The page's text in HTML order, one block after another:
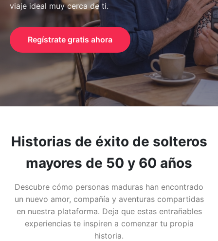
viaje ideal muy cerca de ti.
Regístrate gratis ahora
Historias de éxito de solteros
mayores de 50 y 60 años
Descubre cómo personas maduras han encontrado
un nuevo amor, compañía y aventuras compartidas
en nuestra plataforma. Deja que estas entrañables
experiencias te inspiren a comenzar tu propia
historia.